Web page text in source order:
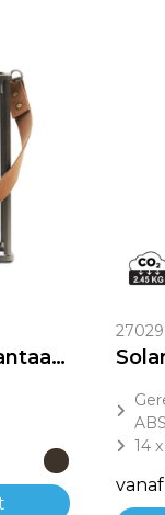
VINGA Montreux lantaarn
ABS
14
vanaf